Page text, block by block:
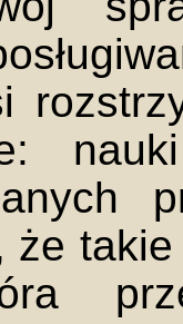
że